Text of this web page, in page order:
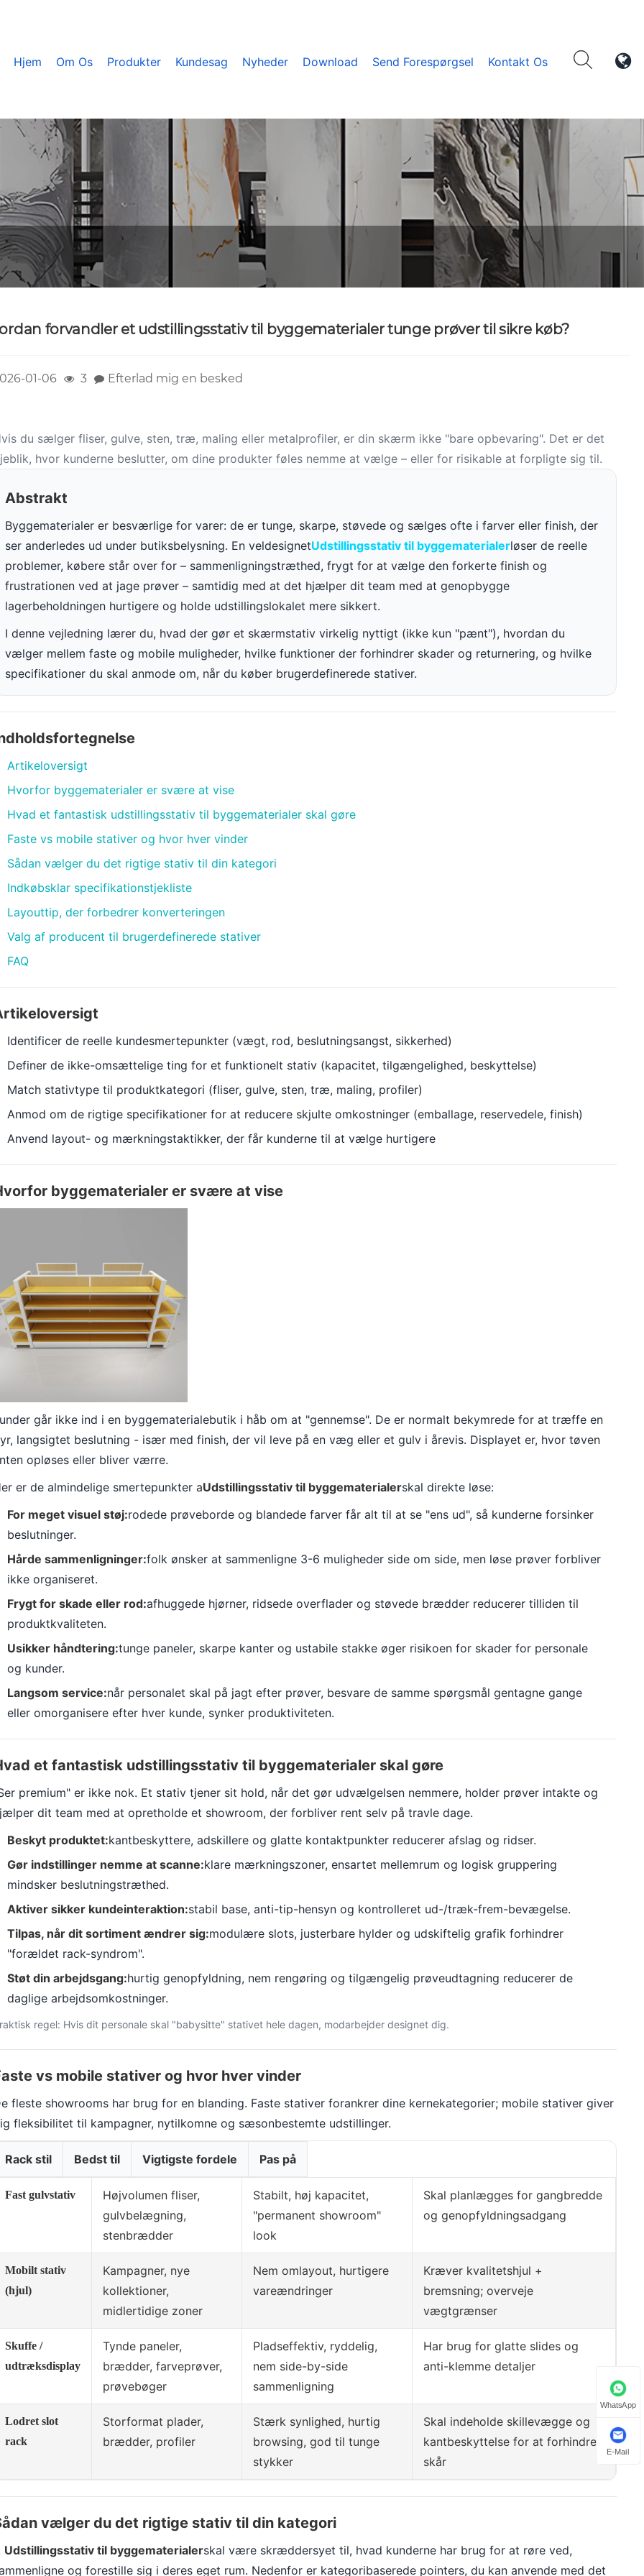
Hjem Om Os Produkter Kundesag Nyheder Download Send Forespørgsel Kontakt Os
forvandler et udstillingsstativ til byggematerialer tunge prøver til sikre køb?
01-06 3 Efterlad mig en besked
du sælger fliser, gulve, sten, træ, maling eller metalprofiler, er din skærm ikke "bare opbevaring". Det er det
hvor kunderne beslutter, om dine produkter føles nemme at vælge – eller for risikable at forpligte sig til.
Abstrakt
Byggematerialer er besværlige for varer: de er tunge, skarpe, støvede og sælges ofte i farver eller finish, der
ser anderledes ud under butiksbelysning. En veldesignetUdstillingsstativ til byggematerialerløser de reelle
problemer, købere står over for – sammenligningstræthed, frygt for at vælge den forkerte finish og
frustrationen ved at jage prøver – samtidig med at det hjælper dit team med at genopbygge
lagerbeholdningen hurtigere og holde udstillingslokalet mere sikkert.
I denne vejledning lærer du, hvad der gør et skærmstativ virkelig nyttigt (ikke kun "pænt"), hvordan du
vælger mellem faste og mobile muligheder, hvilke funktioner der forhindrer skader og returnering, og hvilke
specifikationer du skal anmode om, når du køber brugerdefinerede stativer.
Artikeloversigt
Hvorfor byggematerialer er svære at vise
Hvad et fantastisk udstillingsstativ til byggematerialer skal gøre
Faste vs mobile stativer og hvor hver vinder
Sådan vælger du det rigtige stativ til din kategori
Indkøbsklar specifikationstjekliste
Layouttip, der forbedrer konverteringen
Valg af producent til brugerdefinerede stativer
FAQ
Identificer de reelle kundesmertepunkter (vægt, rod, beslutningsangst, sikkerhed)
Definer de ikke-omsættelige ting for et funktionelt stativ (kapacitet, tilgængelighed, beskyttelse)
Match stativtype til produktkategori (fliser, gulve, sten, træ, maling, profiler)
Anmod om de rigtige specifikationer for at reducere skjulte omkostninger (emballage, reservedele, finish)
Anvend layout- og mærkningstaktikker, der får kunderne til at vælge hurtigere
byggematerialer er svære at vise
går ikke ind i en byggematerialebutik i håb om at "gennemse". De er normalt bekymrede for at træffe en
langsigtet beslutning - især med finish, der vil leve på en væg eller et gulv i årevis. Displayet er, hvor tøven
opløses eller bliver værre.
er de almindelige smertepunkter aUdstillingsstativ til byggematerialerskal direkte løse:
For meget visuel støj:rodede prøveborde og blandede farver får alt til at se "ens ud", så kunderne forsinker
beslutninger.
Hårde sammenligninger:folk ønsker at sammenligne 3-6 muligheder side om side, men løse prøver forbliver
ikke organiseret.
Frygt for skade eller rod:afhuggede hjørner, ridsede overflader og støvede brædder reducerer tilliden til
produktkvaliteten.
Usikker håndtering:tunge paneler, skarpe kanter og ustabile stakke øger risikoen for skader for personale
og kunder.
Langsom service:når personalet skal på jagt efter prøver, besvare de samme spørgsmål gentagne gange
eller omorganisere efter hver kunde, synker produktiviteten.
et fantastisk udstillingsstativ til byggematerialer skal gøre
premium" er ikke nok. Et stativ tjener sit hold, når det gør udvælgelsen nemmere, holder prøver intakte og
dit team med at opretholde et showroom, der forbliver rent selv på travle dage.
Beskyt produktet:kantbeskyttere, adskillere og glatte kontaktpunkter reducerer afslag og ridser.
Gør indstillinger nemme at scanne:klare mærkningszoner, ensartet mellemrum og logisk gruppering
mindsker beslutningstræthed.
Aktiver sikker kundeinteraktion:stabil base, anti-tip-hensyn og kontrolleret ud-/træk-frem-bevægelse.
Tilpas, når dit sortiment ændrer sig:modulære slots, justerbare hylder og udskiftelig grafik forhindrer
"forældet rack-syndrom".
Støt din arbejdsgang:hurtig genopfyldning, nem rengøring og tilgængelig prøveudtagning reducerer de
daglige arbejdsomkostninger.
regel: Hvis dit personale skal "babysitte" stativet hele dagen, modarbejder designet dig.
vs mobile stativer og hvor hver vinder
fleste showrooms har brug for en blanding. Faste stativer forankrer dine kernekategorier; mobile stativer giver
fleksibilitet til kampagner, nytilkomne og sæsonbestemte udstillinger.
Rack stil Bedst til Vigtigste fordele Pas på
Fast gulvstativ
Højvolumen fliser,
gulvbelægning,
stenbrædder
Stabilt, høj kapacitet,
"permanent showroom"
look
Skal planlægges for gangbredde
og genopfyldningsadgang
Mobilt stativ
(hjul)
Kampagner, nye
kollektioner,
midlertidige zoner
Nem omlayout, hurtigere
vareændringer
Kræver kvalitetshjul +
bremsning; overveje
vægtgrænser
Skuffe /
udtræksdisplay
Tynde paneler,
brædder, farveprøver,
prøvebøger
Pladseffektiv, ryddelig,
nem side-by-side
sammenligning
Har brug for glatte slides og
anti-klemme detaljer
Lodret slot
rack
Storformat plader,
brædder, profiler
Stærk synlighed, hurtig
browsing, god til tunge
stykker
Skal indeholde skillevægge og
kantbeskyttelse for at forhindre
skår
vælger du det rigtige stativ til din kategori
Udstillingsstativ til byggematerialerskal være skræddersyet til, hvad kunderne har brug for at røre ved,
og forestille sig i deres eget rum. Nedenfor er kategoribaserede pointers, du kan anvende med det
WhatsApp
E-Mail